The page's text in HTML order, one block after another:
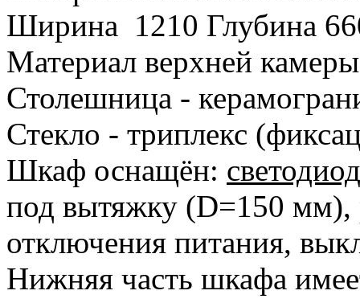
Ширина 1210 Глубина
Материал верхней
Столешница -
Стекло - триплекс
Шкаф оснащён:
под вытяжку (D=150 мм),
отключения питания,
Нижняя часть шкафа